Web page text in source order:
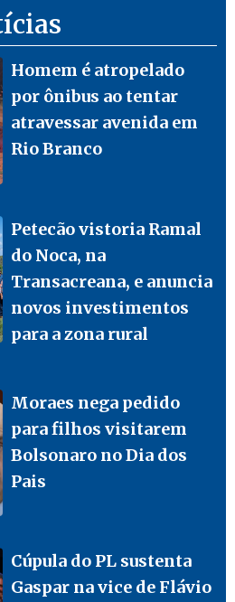
Homem é atropelado
por ônibus ao tentar
atravessar avenida em
Rio Branco
Petecão vistoria Ramal
do Noca, na
Transacreana, e anuncia
novos investimentos
para a zona rural
Moraes nega pedido
para filhos visitarem
Bolsonaro no Dia dos
Pais
Cúpula do PL sustenta
Gaspar na vice de Flávio